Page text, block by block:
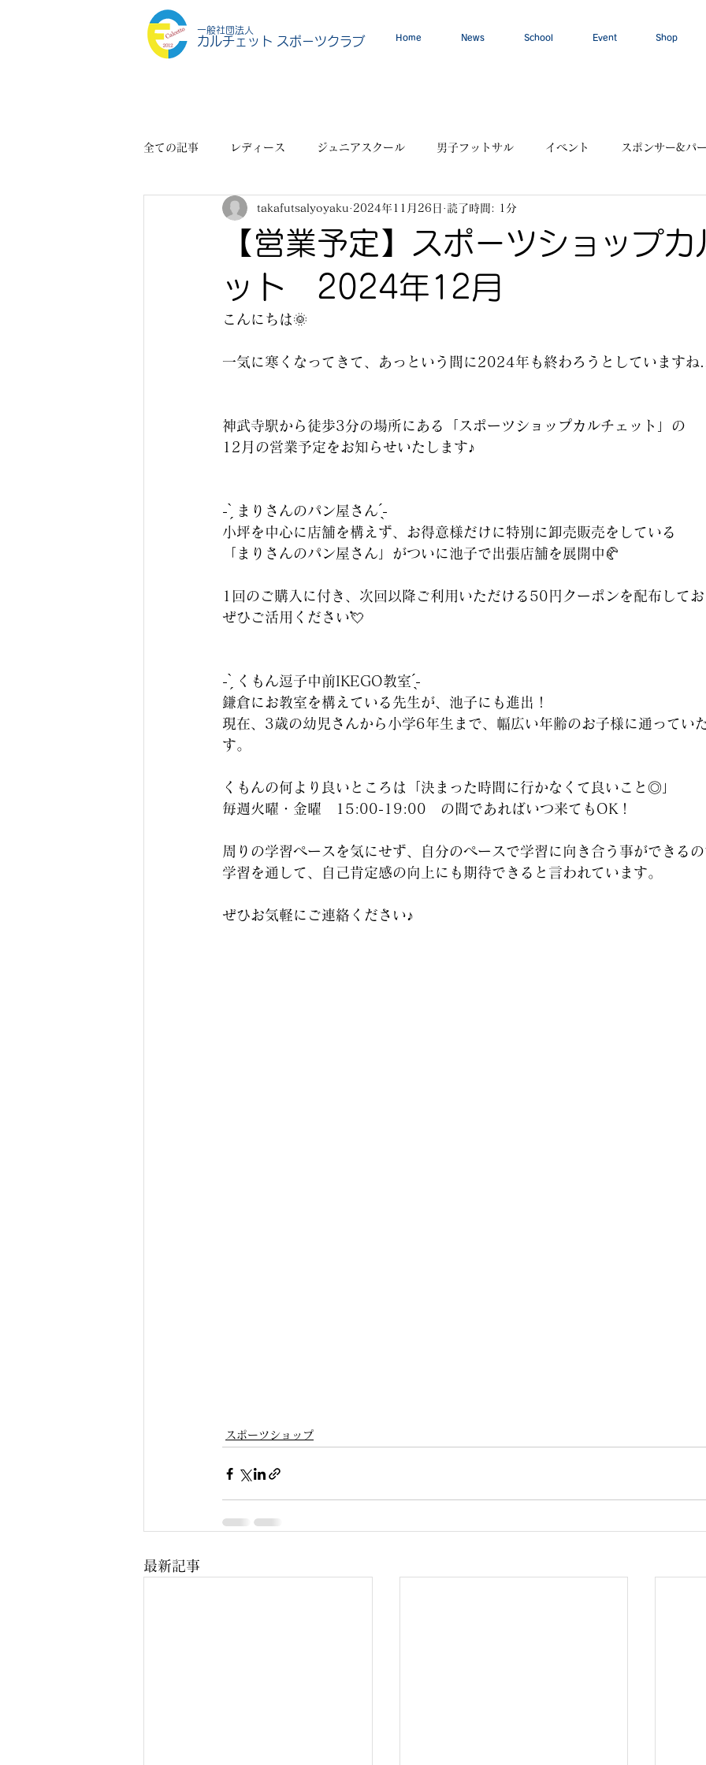
Home News School Event Shop
一般社団法人
カルチェット スポーツクラブ
全ての記事 レディース ジュニアスクール 男子フットサル イベント スポンサー&パ
スポーツショップ その他
【営業予定】スポーツショップカ
ット 2024年12月
takafutsalyoyaku 2024年11月26日 読了時間: 1分
こんにちは🌞
一気に寒くなってきて、あっという間に2024年も終わろうとしていますね
神武寺駅から徒歩3分の場所にある「スポーツショップカルチェット」の
12月の営業予定をお知らせいたします♪
- ̗̀ まりさんのパン屋さん‪ ̖́-‬
小坪を中心に店舗を構えず、お得意様だけに特別に卸売販売をしている
「まりさんのパン屋さん」がついに池子で出張店舗を展開中🥐
1回のご購入に付き、次回以降ご利用いただける50円クーポンを配布してお
ぜひご活用ください💘
‪- ̗̀ くもん逗子中前IKEGO教室 ̖́-‬
鎌倉にお教室を構えている先生が、池子にも進出！
現在、3歳の幼児さんから小学6年生まで、幅広い年齢のお子様に通ってい
す。
くもんの何より良いところは「決まった時間に行かなくて良いこと◎」
毎週火曜・金曜　15:00-19:00　の間であればいつ来てもOK！
周りの学習ペースを気にせず、自分のペースで学習に向き合う事ができる
学習を通して、自己肯定感の向上にも期待できると言われています。
ぜひお気軽にご連絡ください♪
スポーツショップ
最新記事